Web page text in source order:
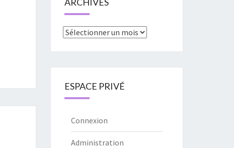
Archives
ESPACE PRIVÉ
Connexion
Administration